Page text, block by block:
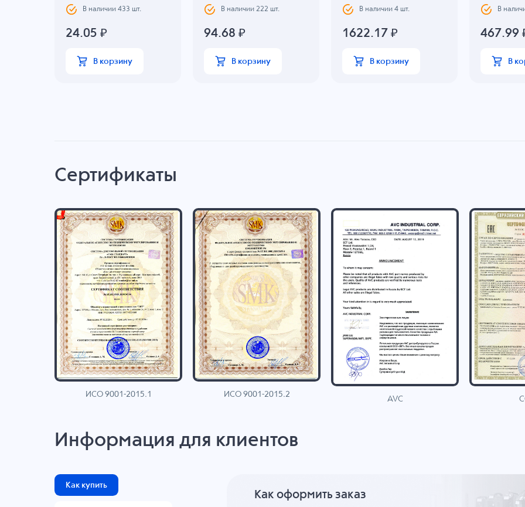
В наличии433 шт.
24.05 ₽
В корзину
В наличии222 шт.
94.68 ₽
В корзину
В наличии4 шт.
1622.17 ₽
В корзину
В
467.99
В
Сертификаты
ИСО 9001-2015.1 ИСО 9001-2015.2
AVC
Информация для клиентов
Как купить
Как оформить заказ